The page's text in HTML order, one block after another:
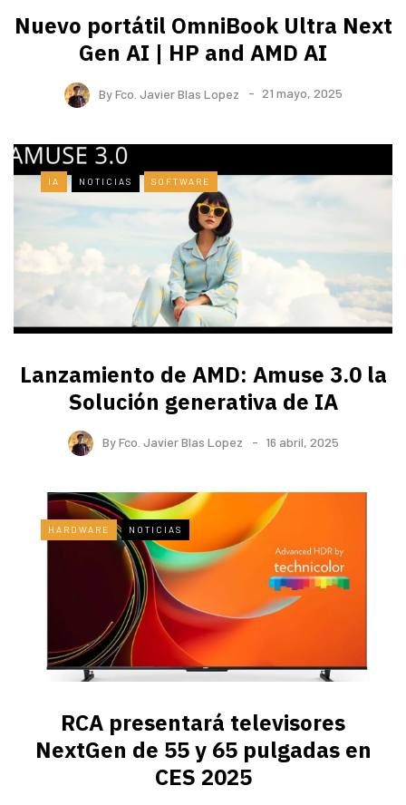
Nuevo portátil OmniBook Ultra ​Next
Gen AI | HP and AMD AI
ByFco. Javier Blas Lopez 21 mayo, 2025
IA NOTICIAS SOFTWARE
Lanzamiento de AMD: Amuse 3.0 la
Solución generativa de IA
ByFco. Javier Blas Lopez 16 abril, 2025
HARDWARE NOTICIAS
RCA presentará televisores
NextGen de 55 y 65 pulgadas en
CES 2025